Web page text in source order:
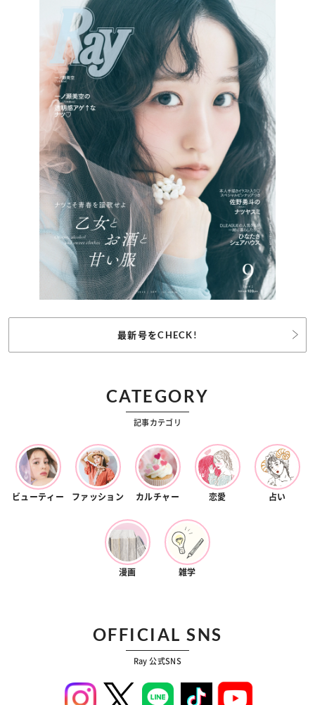
最新号をCHECK!
CATEGORY
記事カテゴリ
ビューティー ファッション カルチャー 恋愛 占い
漫画 雑学
OFFICIAL SNS
Ray 公式SNS